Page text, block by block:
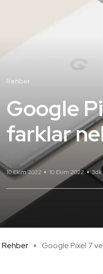
Rehber
Google
farklar
10 Ekim 2022 10 Ekim 2022 3dk
Rehber Google Pixel 7 ve